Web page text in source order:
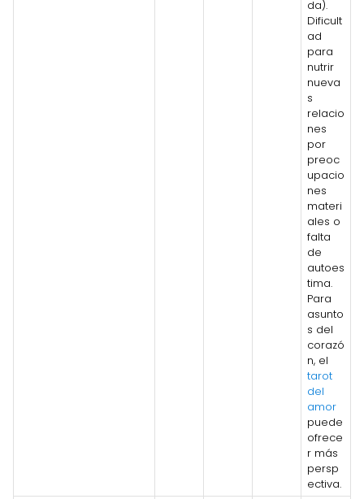
da).
Dificult
ad
para
nutrir
nueva
s
relacio
nes
por
preoc
upacio
nes
materi
ales o
falta
de
autoes
tima.
Para
asunto
s del
corazó
n, el
tarot
del
amor
puede
ofrece
r más
persp
ectiva.